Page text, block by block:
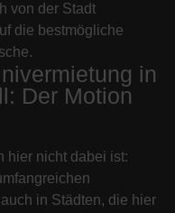
von der Stadt
die bestmögliche
in
Der Motion
hier nicht dabei ist:
in Städten, die hier